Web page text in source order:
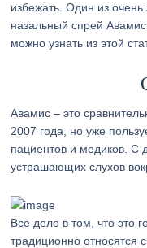
избежать. Один из
назальный спрей
можно узнать из этой
Авамис – это
2007 года, но уже
пациентов и медиков. С
устрашающих слухов
Все дело в том, что это
традиционно относятся